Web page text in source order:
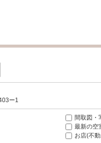
ー1
間取図・
最新の空
お店(不